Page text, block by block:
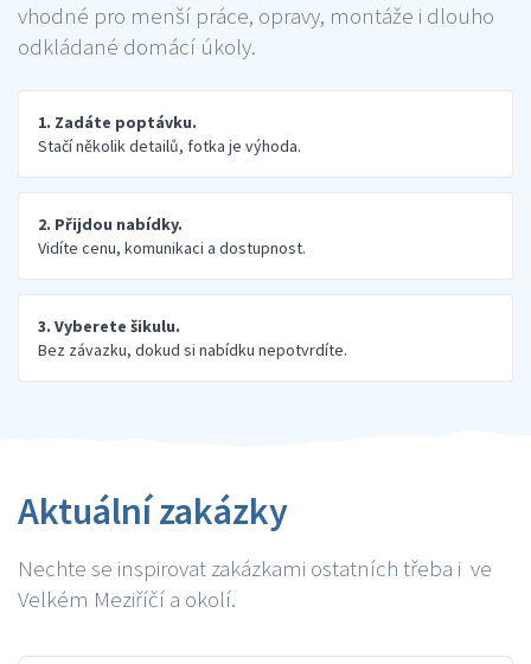
vhodné pro menší práce, opravy, montáže i dlouho
odkládané domácí úkoly.
1. Zadáte poptávku.
Stačí několik detailů, fotka je výhoda.
2. Přijdou nabídky.
Vidíte cenu, komunikaci a dostupnost.
3. Vyberete šikulu.
Bez závazku, dokud si nabídku nepotvrdíte.
Aktuální zakázky
Nechte se inspirovat zakázkami ostatních třeba i ve
Velkém Meziříčí a okolí.